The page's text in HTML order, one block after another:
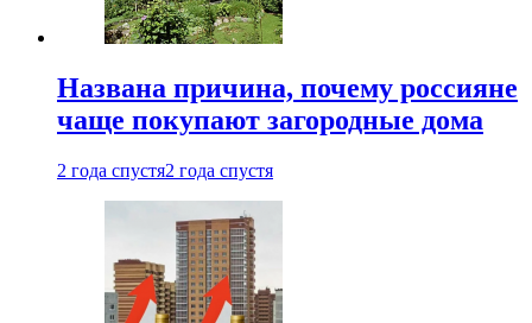
Названа причина, почему россияне
чаще покупают загородные дома
2 года спустя2 года спустя